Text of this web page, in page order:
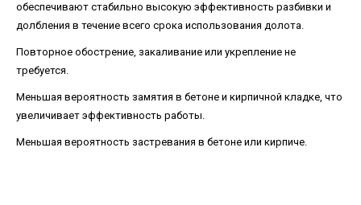
обеспечивают стабильно высокую эффективность разбивки и
долбления в течение всего срока использования долота.
Повторное обострение, закаливание или укрепление не
требуется.
Меньшая вероятность замятия в бетоне и кирпичной кладке, что
увеличивает эффективность работы.
Меньшая вероятность застревания в бетоне или кирпиче.